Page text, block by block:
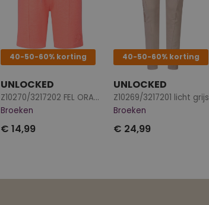
40-50-60% korting
UNLOCKED
Z10270/3217202 FEL ORANJE
Broeken
€ 14,99
40-50-60% korting
UNLOCKED
Z10269/3217201 licht grijs
Broeken
€ 24,99